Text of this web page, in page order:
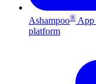
Ashampoo® App
platform